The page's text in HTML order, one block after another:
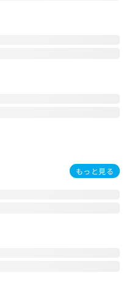
もっと見る